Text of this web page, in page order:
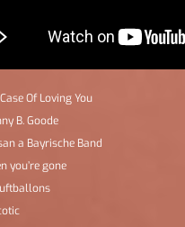
Of Loving You
B. Goode
a Bayrische Band
you’re gone